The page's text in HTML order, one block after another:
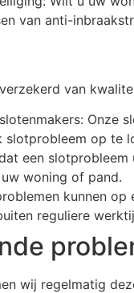
van anti-
van
Onze
slotprobleem op te
een
woning of pand.
kunnen
reguliere
wij regelmatig